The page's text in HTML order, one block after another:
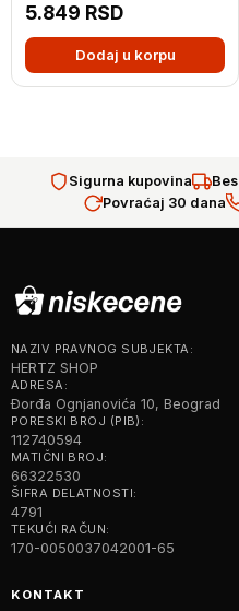
5.849 RSD
Dodaj u korpu
Sigurna kupovina
Povraćaj 30 dana
NAZIV PRAVNOG SUBJEKTA:
HERTZ SHOP
ADRESA:
Đorđa Ognjanovića 10, Beograd
PORESKI BROJ (PIB):
112740594
MATIČNI BROJ:
66322530
ŠIFRA DELATNOSTI:
4791
TEKUĆI RAČUN:
170-0050037042001-65
KONTAKT